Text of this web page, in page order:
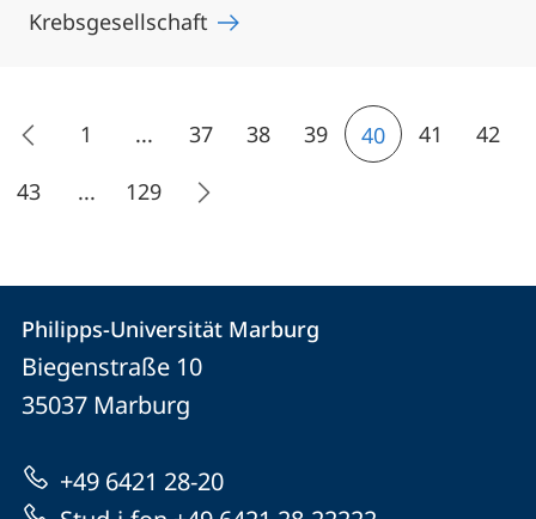
Krebsgesellschaft
1 ... 37 38 39 40 41
42
43
... 129
Kontakt
und
Informationen
zur
Website
Kontaktinformationen
Philipps-
Universität
Marburg
Philipps-Universität Marburg
Biegenstraße 10
35037 Marburg
+49 6421 28-20